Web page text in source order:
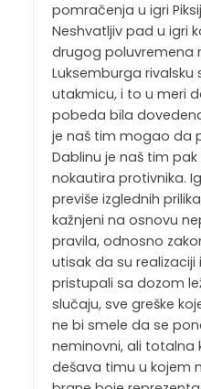
pomračenja u igri
Neshvatljiv pad u igri
drugog poluvremena
Luksemburga rivalsku
utakmicu, i to u meri
pobeda bila
je naš tim mogao da
Dablinu je naš tim
nokautira protivnika.
previše izglednih
kažnjeni na osnovu
pravila, odnosno
utisak da su realizaciji
pristupali sa dozom
slučaju, sve greške
ne bi smele da se
neminovni, ali totalna
dešava timu u kojem